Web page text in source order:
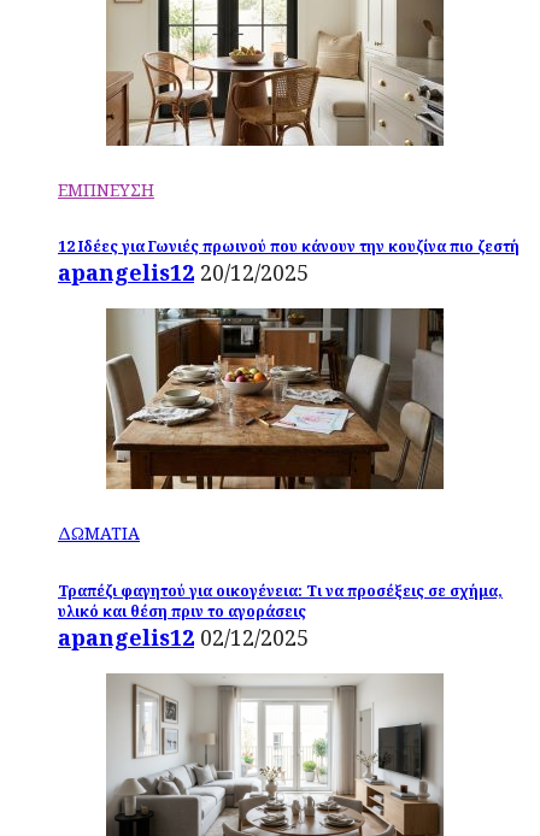
ΕΜΠΝΕΥΣΗ
12 Ιδέες για Γωνιές πρωινού που κάνουν την κουζίνα πιο ζεστή
apangelis12 20/12/2025
ΔΩΜΑΤΙΑ
Τραπέζι φαγητού για οικογένεια: Τι να προσέξεις σε σχήμα,
υλικό και θέση πριν το αγοράσεις
apangelis12 02/12/2025